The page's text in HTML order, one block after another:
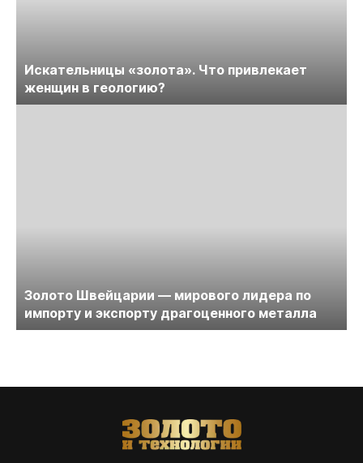
Искательницы «золота». Что привлекает
женщин в геологию?
Золото Швейцарии — мирового лидера по
импорту и экспорту драгоценного металла